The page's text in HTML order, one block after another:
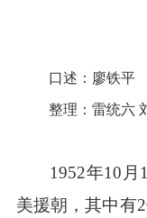
口述：廖铁平
整理：雷统六
1952年10
美援朝，其中有